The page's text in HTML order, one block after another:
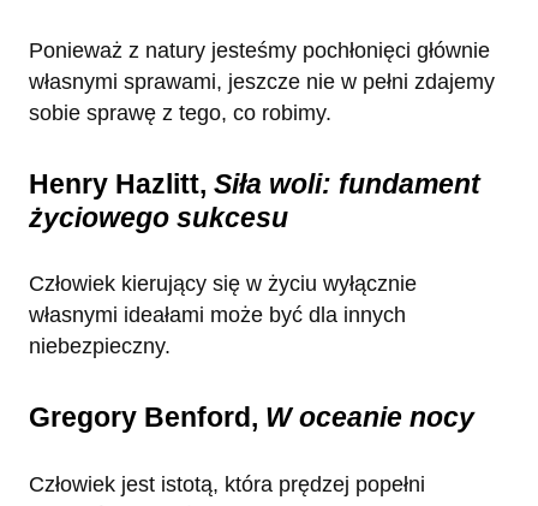
Ponieważ z natury jesteśmy pochłonięci głównie
własnymi sprawami, jeszcze nie w pełni zdajemy
sobie sprawę z tego, co robimy.
Henry Hazlitt, Siła woli: fundament
życiowego sukcesu
Człowiek kierujący się w życiu wyłącznie
własnymi ideałami może być dla innych
niebezpieczny.
Gregory Benford, W oceanie nocy
Człowiek jest istotą, która prędzej popełni